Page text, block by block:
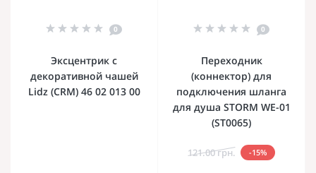
0
Эксцентрик с
декоративной чашей
Lidz (CRM) 46 02 013 00
0
Переходник
(коннектор) для
подключения шланга
для душа STORM WE-01
(ST0065)
121.00 грн. -15%